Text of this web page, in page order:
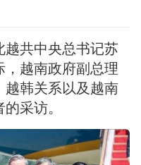
越共中央总书记苏
越南政府副总理
越韩关系以及越南
采访。